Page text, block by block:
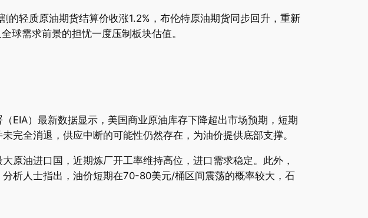
轻质原油期货结算价收涨1.2%，布伦特原油期货同步回升，重新
球需求前景的担忧一度压制板块估值。
EIA）最新数据显示，美国商业原油库存下降超出市场预期，短期
完全消退，供应中断的可能性仍然存在，为油价提供底部支撑。
原油进口国，近期炼厂开工率维持高位，进口需求稳定。此外，
析人士指出，油价短期在70-80美元/桶区间震荡的概率较大，石